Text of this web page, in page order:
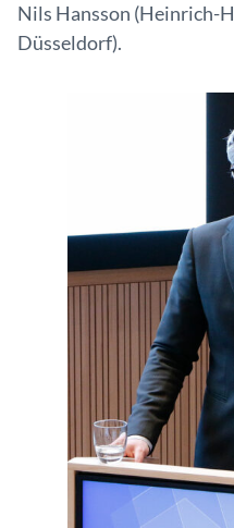
Nils Hansson (Heinrich-
Düsseldorf).